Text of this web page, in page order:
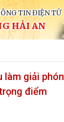
TIN ĐIỆN TỬ
HẢI AN
làm giải
điểm